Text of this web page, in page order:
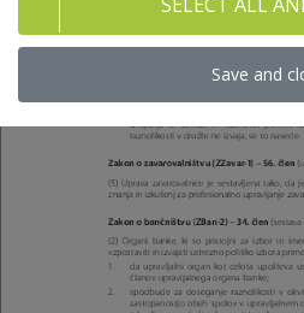
SELECT ALL
Save and